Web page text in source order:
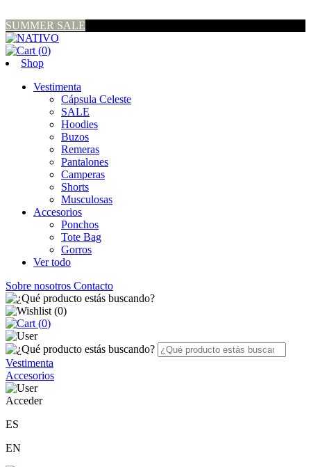
SUMMER SALE
(0)
Shop
Vestimenta
Cápsula Celeste
SALE
Hoodies
Buzos
Remeras
Pantalones
Camperas
Shorts
Musculosas
Accesorios
Ponchos
Tote Bag
Gorros
Ver todo
Sobre nosotros Contacto
(0)
(0)
Vestimenta
Accesorios
Acceder
ES
EN